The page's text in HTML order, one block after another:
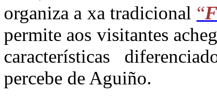
organiza a xa tradicional “
permite aos visitantes
características
percebe de Aguiño.